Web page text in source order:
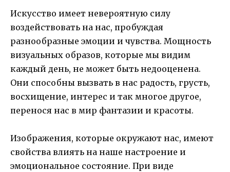
Искусство имеет невероятную силу
воздействовать на нас, пробуждая
разнообразные эмоции и чувства. Мощность
визуальных образов, которые мы видим
каждый день, не может быть недооценена.
Они способны вызвать в нас радость, грусть,
восхищение, интерес и так многое другое,
перенося нас в мир фантазии и красоты.
Изображения, которые окружают нас, имеют
свойства влиять на наше настроение и
эмоциональное состояние. При виде